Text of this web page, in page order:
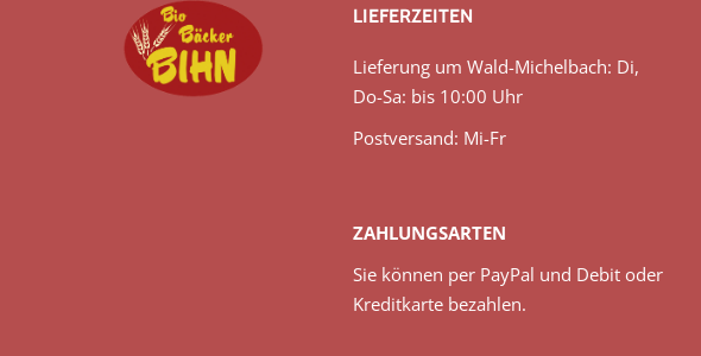
LIEFERZEITEN
Lieferung um Wald-Michelbach: Di,
Do-Sa: bis 10:00 Uhr
Postversand: Mi-Fr
ZAHLUNGSARTEN
Sie können per PayPal und Debit oder
Kreditkarte bezahlen.